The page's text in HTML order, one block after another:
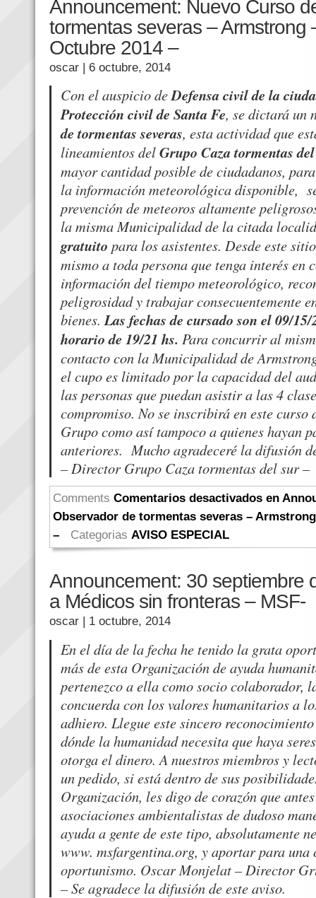
Announcement: Nuevo Curso
tormentas severas – Armstrong
Octubre 2014 –
oscar | 6 octubre, 2014
Con el auspicio deDefensa civil de la
Protección civil de Santa Fe, se dictará un
de tormentas severas, esta actividad que
lineamientos delGrupo Caza tormentas
mayor cantidad posible de ciudadanos,
la información meteorológica disponible,
prevención de meteoros altamente
la misma Municipalidad de la citada
gratuito para los asistentes. Desde este
mismo a toda persona que tenga interés en
información del tiempo meteorológico,
peligrosidad y trabajar consecuentemente
bienes. Las fechas de cursado son el 09/
horario de 19/21 hs. Para concurrir al
contacto con la Municipalidad de
el cupo es limitado por la capacidad del
las personas que puedan asistir a las 4
compromiso. No se inscribirá en este curso
Grupo como así tampoco a quienes hayan
anteriores. Mucho agradeceré la difusión
– Director Grupo Caza tormentas del sur –
Comments Comentarios desactivados en
Observador de tormentas severas –
–
Categorias AVISO ESPECIAL
Announcement: 30 septiembre
a Médicos sin fronteras – MSF-
oscar | 1 octubre, 2014
En el día de la fecha he tenido la grata
más de esta Organización de ayuda
pertenezco a ella como socio colaborador,
concuerda con los valores humanitarios a
adhiero. Llegue este sincero
dónde la humanidad necesita que haya
otorga el dinero. A nuestros miembros y
un pedido, si está dentro de sus
Organización, les digo de corazón que
asociaciones ambientalistas de dudoso
ayuda a gente de este tipo, absolutamente
www. msfargentina.org, y aportar para una
oportunismo. Oscar Monjelat – Director
– Se agradece la difusión de este aviso.